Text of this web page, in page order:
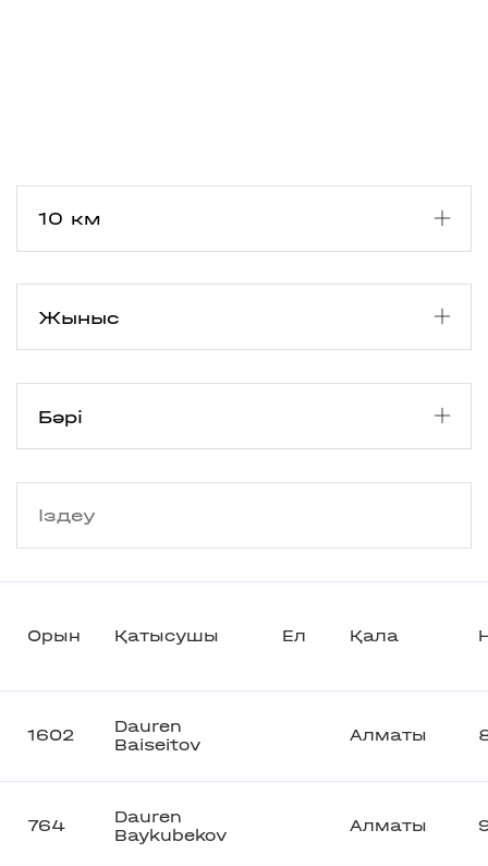
Орын Қатысушы Ел Қала
1602
Dauren
Baiseitov
Алматы
764
Dauren
Baykubekov
Алматы